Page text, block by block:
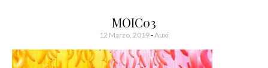
Bonitismos
MOIC03
12 Marzo, 2019-Auxi